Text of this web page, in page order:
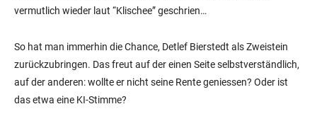
vermutlich wieder laut “Klischee” geschrien…
So hat man immerhin die Chance, Detlef Bierstedt als Zweistein
zurückzubringen. Das freut auf der einen Seite selbstverständlich,
auf der anderen: wollte er nicht seine Rente geniessen? Oder ist
das etwa eine KI-Stimme?